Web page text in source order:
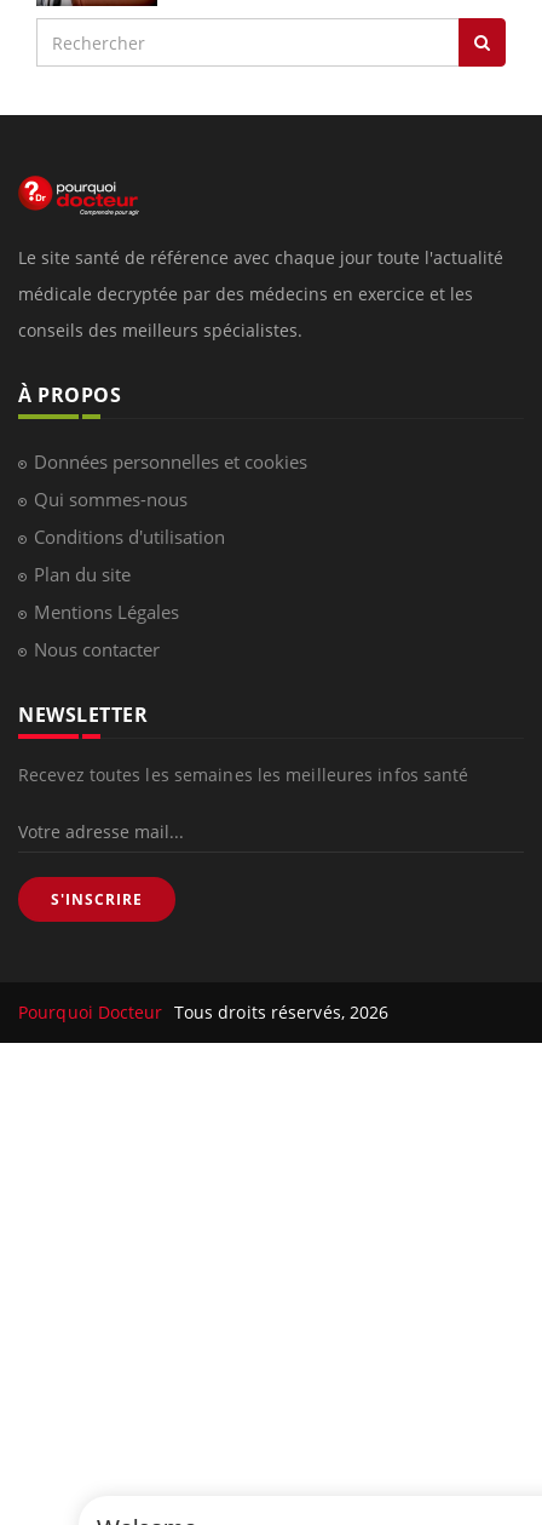
Le site santé de référence avec chaque jour toute l'actualité
médicale decryptée par des médecins en exercice et les
conseils des meilleurs spécialistes.
À PROPOS
Données personnelles et cookies
Qui sommes-nous
Conditions d'utilisation
Plan du site
Mentions Légales
Nous contacter
NEWSLETTER
Recevez toutes les semaines les meilleures infos santé
S'INSCRIRE
Pourquoi Docteur Tous droits réservés, 2026